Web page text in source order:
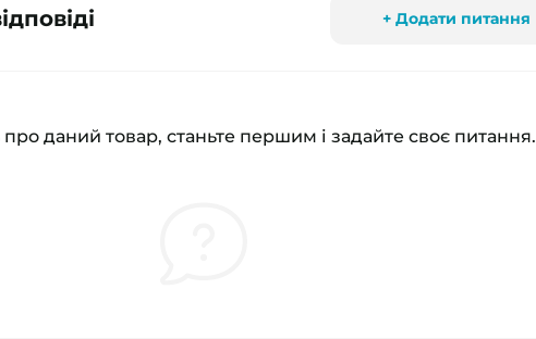
+ Додати питання
даний товар, станьте першим і задайте своє питання.